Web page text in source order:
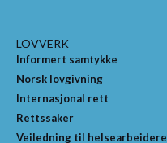
LOVVERK
Informert samtykke
Norsk lovgivning
Internasjonal rett
Rettssaker
Veiledning til helsearbeidere